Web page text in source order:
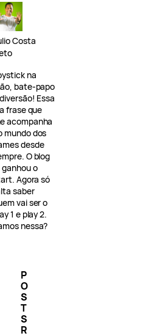
Costa
na
bate-papo
Essa
frase que
acompanha
mundo dos
desde
O blog
ganhou o
Agora só
saber
vai ser o
1 e play 2.
nessa?
P
O
S
T
S
R